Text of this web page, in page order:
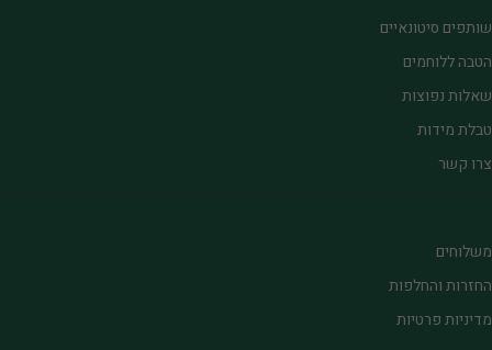
שותפים סיטונאיים
הטבה ללוחמים
שאלות נפוצות
טבלת מידות
צרו קשר
משלוחים
החזרות והחלפות
מדיניות פרטיות